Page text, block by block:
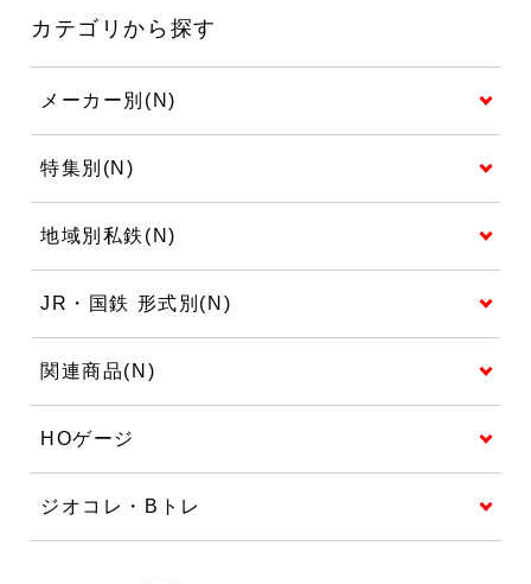
カテゴリから探す
メーカー別(N)
特集別(N)
地域別私鉄(N)
JR・国鉄 形式別(N)
関連商品(N)
HOゲージ
ジオコレ・Bトレ